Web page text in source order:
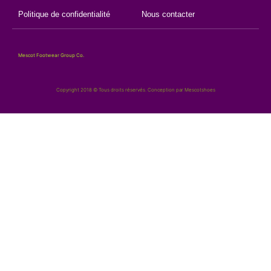
Politique de confidentialité Nous contacter
Mescot Footwear Group Co.
Copyright 2018 © Tous droits réservés. Conception par Mescotshoes